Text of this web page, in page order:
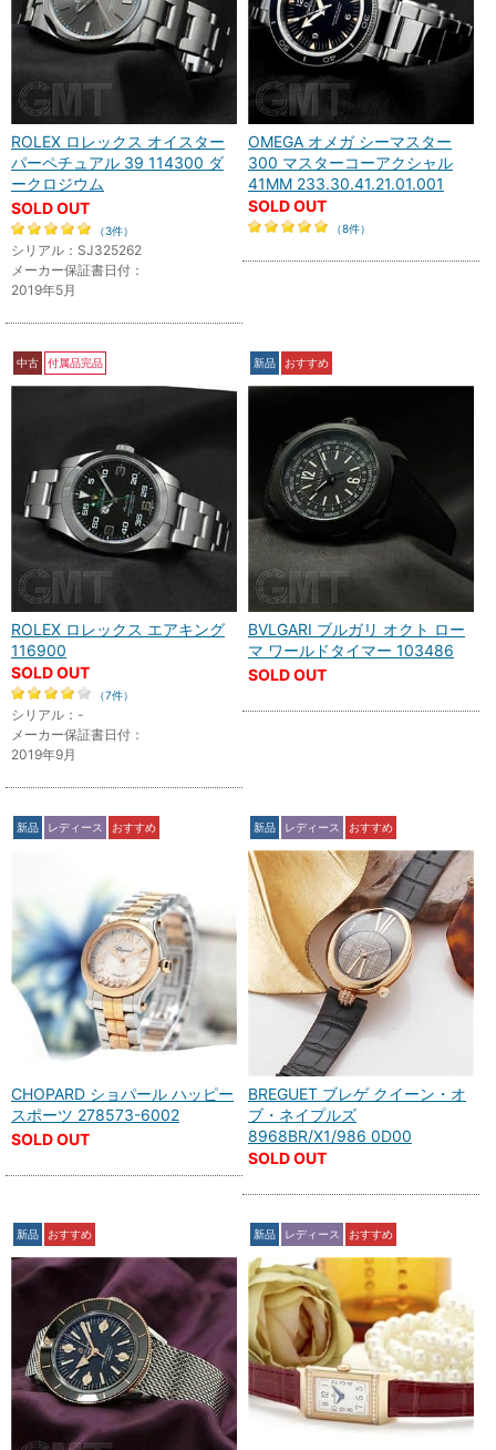
ROLEX ロレックス オイスター
パーペチュアル 39 114300 ダ
ークロジウム
SOLD OUT
（3件）
シリアル：SJ325262
メーカー保証書日付：
2019年5月
OMEGA オメガ シーマスター
300 マスターコーアクシャル
41MM 233.30.41.21.01.001
SOLD OUT
（8件）
中古 付属品完品
ROLEX ロレックス エアキング
116900
SOLD OUT
（7件）
シリアル：-
メーカー保証書日付：
2019年9月
新品 おすすめ
BVLGARI ブルガリ オクト ロー
マ ワールドタイマー 103486
SOLD OUT
新品 レディース おすすめ
CHOPARD ショパール ハッピー
スポーツ 278573-6002
SOLD OUT
新品 レディース おすすめ
BREGUET ブレゲ クイーン・オ
ブ・ネイプルズ
8968BR/X1/986 0D00
SOLD OUT
新品 おすすめ 新品 レディース おすすめ